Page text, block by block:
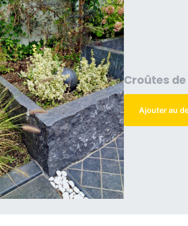
Croûtes
Ajouter au